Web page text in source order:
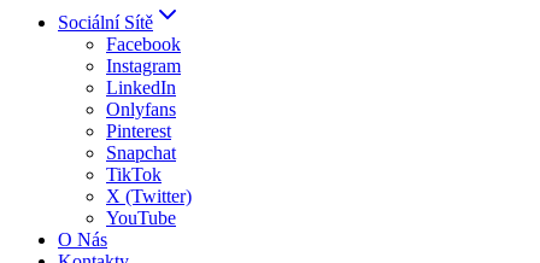
Sociální Sítě
Facebook
Instagram
LinkedIn
Onlyfans
Pinterest
Snapchat
TikTok
X (Twitter)
YouTube
O Nás